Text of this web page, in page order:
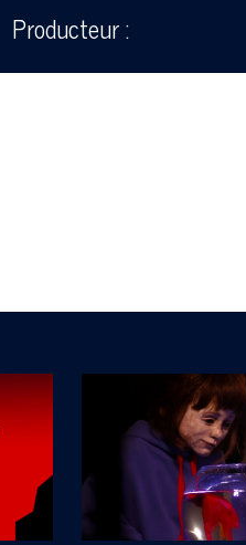
Producteur :